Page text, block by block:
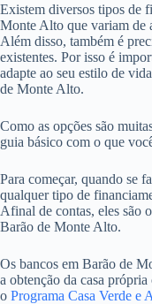
Existem diversos tipos de
Monte Alto que variam de
Além disso, também é
existentes. Por isso é
adapte ao seu estilo de
de Monte Alto.
Como as opções são
guia básico com o que
Para começar, quando se
qualquer tipo de
Afinal de contas, eles são
Barão de Monte Alto.
Os bancos em Barão de
a obtenção da casa
o Programa Casa Verde e